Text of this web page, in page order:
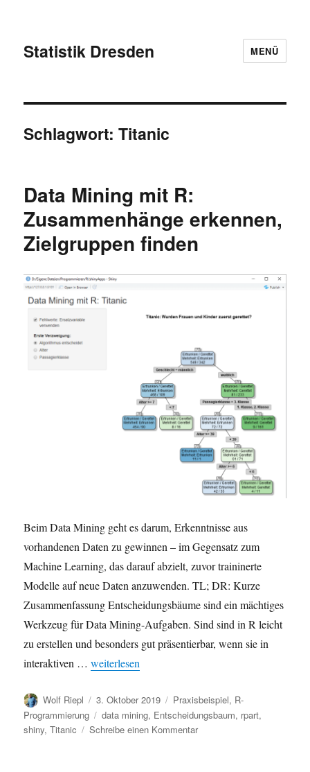
Statistik Dresden MENÜ
Schlagwort:Titanic
Data Mining mit R:
Zusammenhänge erkennen,
Zielgruppen finden
Beim Data Mining geht es darum, Erkenntnisse aus
vorhandenen Daten zu gewinnen – im Gegensatz zum
Machine Learning, das darauf abzielt, zuvor traininerte
Modelle auf neue Daten anzuwenden. TL; DR: Kurze
Zusammenfassung Entscheidungsbäume sind ein mächtiges
Werkzeug für Data Mining-Aufgaben. Sind sind in R leicht
zu erstellen und besonders gut präsentierbar, wenn sie in
interaktiven …„Data Mining mit R: Zusammenhänge erkennen,
weiterlesen
Autor
Wolf Riepl
Veröffentlicht
am
3. Oktober 2019 Kategorien
Praxisbeispiel, R-
Programmierung
Schlagwörter
data mining, Entscheidungsbaum, rpart,
shiny,Titanic Schreibe einen Kommentarzu